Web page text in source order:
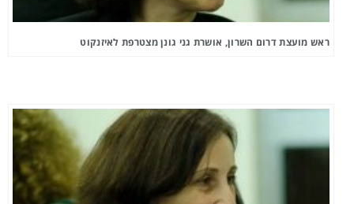
ראש מועצת דרום השרון, אושרת גני גונן מצטרפת לאיזנקוט